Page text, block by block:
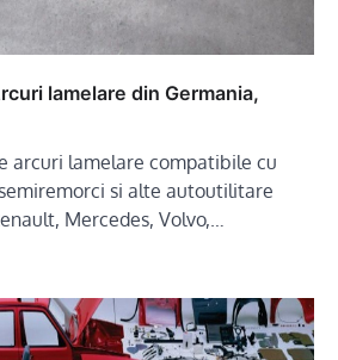
lamelare din Germania,
arcuri lamelare compatibile cu
si alte autoutilitare
Mercedes, Volvo,…